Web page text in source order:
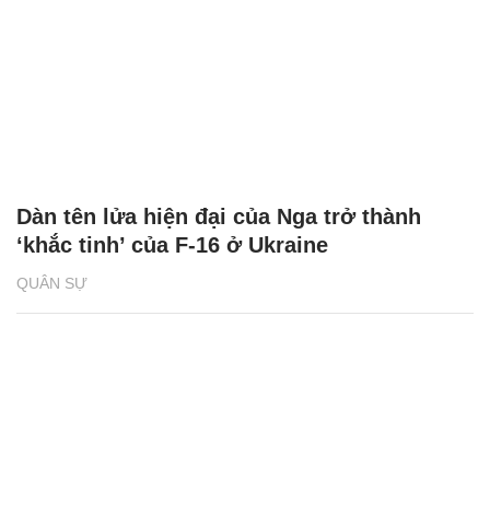
QUÂN SỰ
Dàn tên lửa hiện đại của Nga trở thành
‘khắc tinh’ của F-16 ở Ukraine